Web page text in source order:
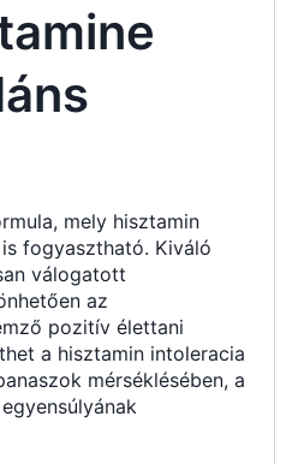
mely hisztamin
fogyasztható. Kiváló
válogatott
az
pozitív élettani
a hisztamin intoleracia
mérséklésében, a